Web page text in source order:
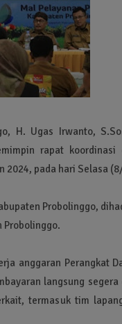
H. Ugas Irwanto,
rapat
2024, pada hari Selasa
Probolinggo,
Probolinggo.
anggaran Perangkat
langsung
termasuk tim